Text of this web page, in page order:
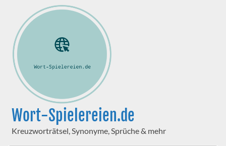
Wort-Spielereien.de
Kreuzworträtsel, Synonyme, Sprüche & mehr